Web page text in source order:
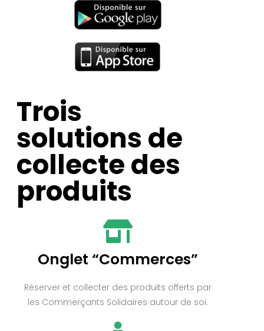
Trois
solutions de
collecte des
produits
Onglet “Commerces”
Réserver et collecter des produits offerts par
les Commerçants Solidaires autour de soi.